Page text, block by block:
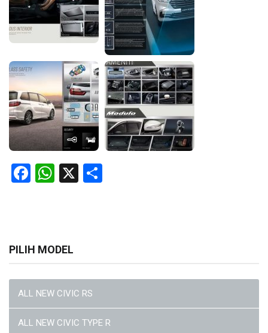
Facebook
WhatsApp
X
PILIH MODEL
ALL NEW CIVIC RS
ALL NEW CIVIC TYPE R